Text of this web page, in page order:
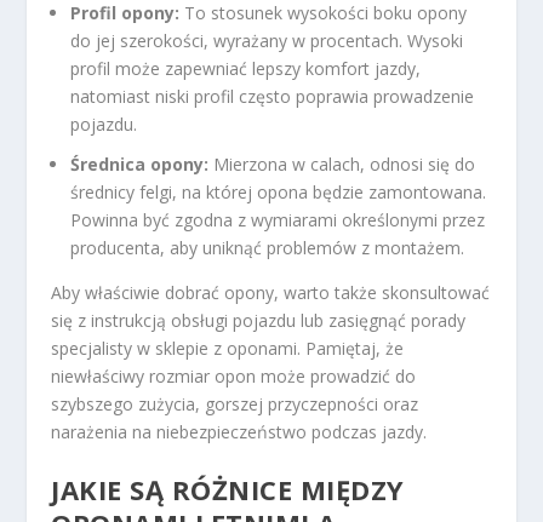
Profil opony: To stosunek wysokości boku opony
do jej szerokości, wyrażany w procentach. Wysoki
profil może zapewniać lepszy komfort jazdy,
natomiast niski profil często poprawia prowadzenie
pojazdu.
Średnica opony: Mierzona w calach, odnosi się do
średnicy felgi, na której opona będzie zamontowana.
Powinna być zgodna z wymiarami określonymi przez
producenta, aby uniknąć problemów z montażem.
Aby właściwie dobrać opony, warto także skonsultować
się z instrukcją obsługi pojazdu lub zasięgnąć porady
specjalisty w sklepie z oponami. Pamiętaj, że
niewłaściwy rozmiar opon może prowadzić do
szybszego zużycia, gorszej przyczepności oraz
narażenia na niebezpieczeństwo podczas jazdy.
JAKIE SĄ RÓŻNICE MIĘDZY